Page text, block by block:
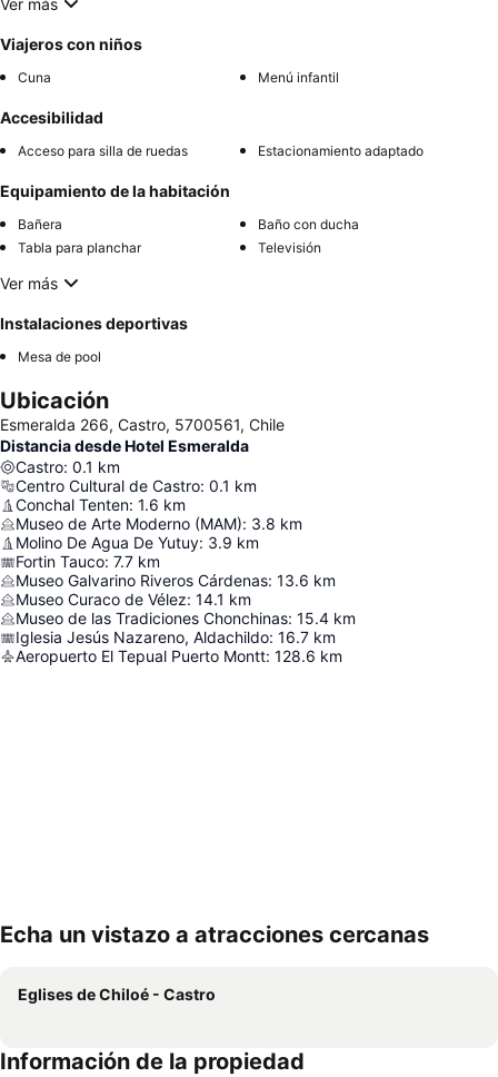
Ver más
Viajeros con niños
Cuna Menú infantil
Accesibilidad
Acceso para silla de ruedas Estacionamiento adaptado
Equipamiento de la habitación
Bañera
Baño con ducha
Tabla para planchar
Televisión
Ver más
Instalaciones deportivas
Mesa de pool
Ubicación
Esmeralda 266, Castro, 5700561, Chile
Distancia desde Hotel Esmeralda
Castro: 0.1 km
Centro Cultural de Castro: 0.1 km
Conchal Tenten: 1.6 km
Museo de Arte Moderno (MAM): 3.8 km
Molino De Agua De Yutuy: 3.9 km
Fortin Tauco: 7.7 km
Museo Galvarino Riveros Cárdenas: 13.6 km
Museo Curaco de Vélez: 14.1 km
Museo de las Tradiciones Chonchinas: 15.4 km
Iglesia Jesús Nazareno, Aldachildo: 16.7 km
Aeropuerto El Tepual Puerto Montt: 128.6 km
Echa un vistazo a atracciones cercanas
Eglises de Chiloé - Castro
Información de la propiedad